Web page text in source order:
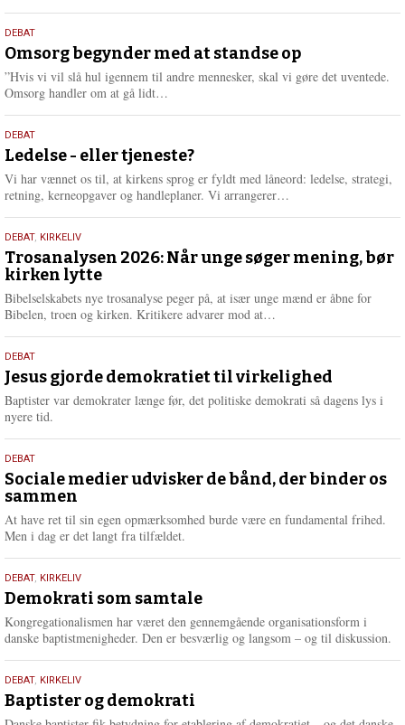
e
e
9.
juli
2026
DEBAT
Omsorg begynder med at standse op
”Hvis vi vil slå hul igennem til andre mennesker, skal vi gøre det uventede.
Omsorg handler om at gå lidt…
e
e
10.
juni
2026
DEBAT
Ledelse - eller tjeneste?
Vi har vænnet os til, at kirkens sprog er fyldt med låneord: ledelse, strategi,
retning, kerneopgaver og handleplaner. Vi arrangerer…
e
2.
juni
2026
DEBAT, KIRKELIV
Trosanalysen 2026: Når unge søger mening, bør
kirken lytte
Bibelselskabets nye trosanalyse peger på, at især unge mænd er åbne for
Bibelen, troen og kirken. Kritikere advarer mod at…
e
e
18.
maj
2026
DEBAT
Jesus gjorde demokratiet til virkelighed
Baptister var demokrater længe før, det politiske demokrati så dagens lys i
nyere tid.
18.
maj
2026
DEBAT
Sociale medier udvisker de bånd, der binder os
sammen
At have ret til sin egen opmærksomhed burde være en fundamental frihed.
Men i dag er det langt fra tilfældet.
18.
maj
2026
DEBAT, KIRKELIV
Demokrati som samtale
Kongregationalismen har været den gennemgående organisationsform i
danske baptistmenigheder. Den er besværlig og langsom – og til diskussion.
18.
maj
2026
DEBAT, KIRKELIV
Baptister og demokrati